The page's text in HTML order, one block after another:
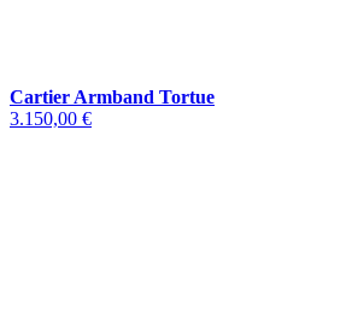
Cartier Armband Tortue
3.150,00 €